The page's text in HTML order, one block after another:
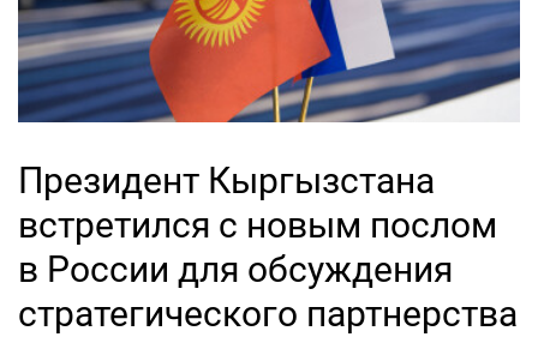
Президент Кыргызстана
встретился с новым послом
в России для обсуждения
стратегического партнерства